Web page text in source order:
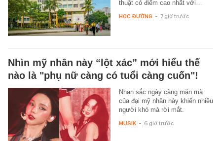
thuật có điểm cao nhất với…
HỌC ĐƯỜNG - 7 giờ trước
Nhìn mỹ nhân này “lột xác” mới hiểu thế
nào là "phụ nữ càng có tuổi càng cuốn"!
Nhan sắc ngày càng mặn mà
của đại mỹ nhân này khiến nhiều
người khó mà rời mắt.
MUSIK - 6 giờ trước